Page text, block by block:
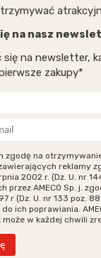
na nasz
się na newsletter,
zakupy*
zgodę na
reklamy
2002 r. (Dz. U. nr
przez AMECO Sp. j.
r (Dz. U. nr 133 poz.
ich poprawiania.
może w każdej chwili